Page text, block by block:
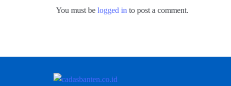
You must be logged in to post a comment.